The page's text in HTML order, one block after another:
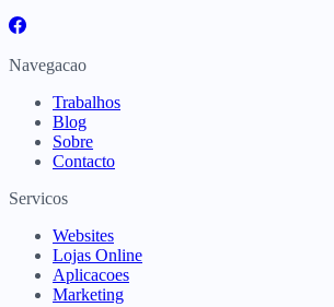
Navegacao
Trabalhos
Blog
Sobre
Contacto
Servicos
Websites
Lojas Online
Aplicacoes
Marketing